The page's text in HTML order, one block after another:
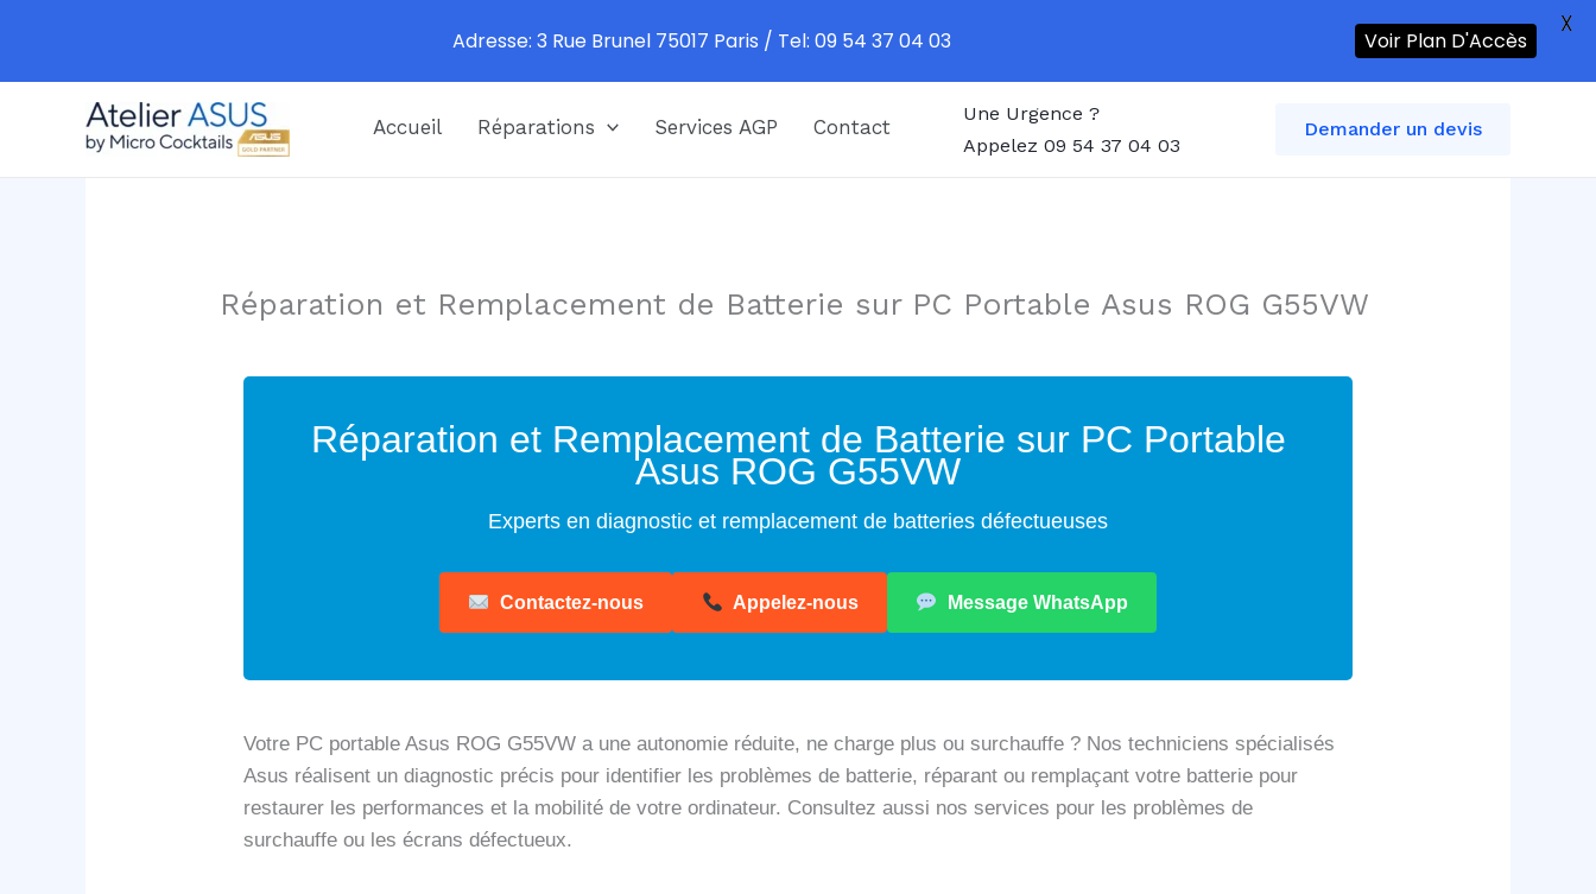
Accueil Réparations Services AGP Contact
Une Urgence ?
Appelez 09 54 37 04 03
Demander un devis
Réparation et Remplacement de Batterie sur PC Portable Asus ROG G55VW
Réparation et Remplacement de Batterie sur PC Portable
Asus ROG G55VW
Experts en diagnostic et remplacement de batteries défectueuses
Contactez-nous Appelez-nous Message WhatsApp
Votre PC portable Asus ROG G55VW a une autonomie réduite, ne charge plus ou surchauffe ? Nos techniciens spécialisés
Asus réalisent un diagnostic précis pour identifier les problèmes de batterie, réparant ou remplaçant votre batterie pour
restaurer les performances et la mobilité de votre ordinateur. Consultez aussi nos services pour les problèmes de
surchauffe ou les écrans défectueux.
Adresse: 3 Rue Brunel 75017 Paris / Tel: 09 54 37 04 03 Voir Plan D'Accès
X